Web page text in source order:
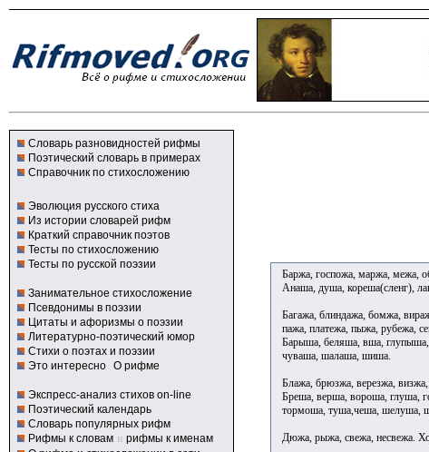
Словарь разновидностей рифмы
Поэтический словарь в примерах
Справочник по стихосложению
Эволюция русского стиха
Из истории словарей рифм
Краткий справочник поэтов
Тесты по стихосложению
Тесты по русской поэзии
Занимательное стихосложение
Псевдонимы в поэзии
Цитаты и афоризмы о поэзии
Литературно-поэтический юмор
Стихи о поэтах и поэзии
Это интересно О рифме
Экспресс-анализ стихов on-line
Поэтический календарь
Словарь популярных рифм
Рифмы к словам и рифмы к именам
Баржа, госпожа, маржа, межа,
Анаша, душа, кореша(сленг),
Багажа, блиндажа, бомжа,
пажа, платежа, пыжа, рубежа,
Барыша, беляша, вша,
чуваша, шалаша, шиша.
Блажа, брюзжа, верезжа,
Бреша, верша, вороша, глуша,
тормоша, туша,чеша, шелуша,
Дюжа, рыжа, свежа, несвежа.